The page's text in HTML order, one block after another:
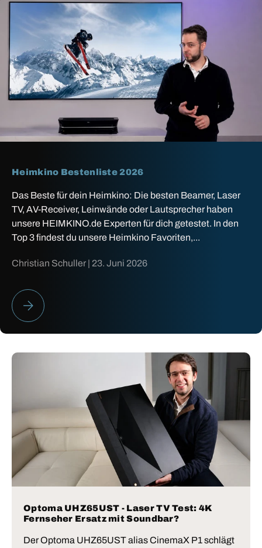
Heimkino Bestenliste 2026
Das Beste für dein Heimkino: Die besten Beamer, Laser
TV, AV-Receiver, Leinwände oder Lautsprecher haben
unsere HEIMKINO.de Experten für dich getestet. In den
Top 3 findest du unsere Heimkino Favoriten,...
Christian Schuller | 23. Juni 2026
HEIMKINO BESTENLISTE 2026
Optoma UHZ65UST - Laser TV Test: 4K
Fernseher Ersatz mit Soundbar?
Der Optoma UHZ65UST alias CinemaX P1 schlägt